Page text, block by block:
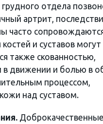
отдела
артрит,
часто
и суставов могут
также скованностью,
в движении и болью в
процессом,
над суставом.